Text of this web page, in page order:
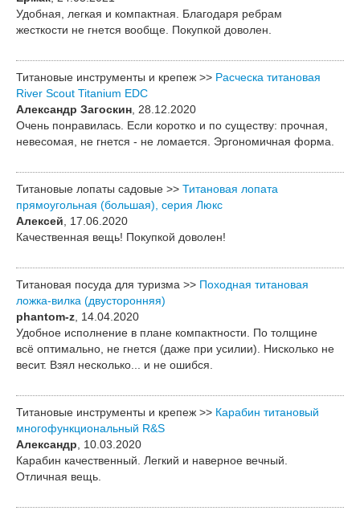
Удобная, легкая и компактная. Благодаря ребрам
жесткости не гнется вообще. Покупкой доволен.
Титановые инструменты и крепеж >> Расческа титановая
River Scout Titanium EDC
Александр Загоскин , 28.12.2020
Очень понравилась. Если коротко и по существу: прочная,
невесомая, не гнется - не ломается. Эргономичная форма.
Титановые лопаты садовые >> Титановая лопата
прямоугольная (большая), серия Люкс
Алексей , 17.06.2020
Качественная вещь! Покупкой доволен!
Титановая посуда для туризма >> Походная титановая
ложка-вилка (двусторонняя)
phantom-z , 14.04.2020
Удобное исполнение в плане компактности. По толщине
всё оптимально, не гнется (даже при усилии). Нисколько не
весит. Взял несколько... и не ошибся.
Титановые инструменты и крепеж >> Карабин титановый
многофункциональный R&S
Александр , 10.03.2020
Карабин качественный. Легкий и наверное вечный.
Отличная вещь.